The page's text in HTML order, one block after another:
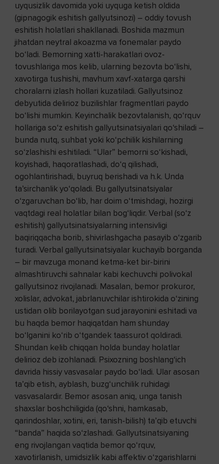
uyqusizlik davomida yoki uyquga ketish oldida
(gipnagogik eshitish gallyutsinozi) – oddiy tovush
eshitish holatlari shakllanadi. Boshida mazmun
jihatdan neytral akoazma va fonemalar paydo
bo‘ladi. Bemorning xatti-harakatlari ovoz-
tovushlariga mos kelib, ularning bezovta bo‘lishi,
xavotirga tushishi, mavhum xavf-xatarga qarshi
choralarni izlash hollari kuzatiladi. Gallyutsinoz
debyutida delirioz buzilishlar fragmentlari paydo
bo‘lishi mumkin. Keyinchalik bezovtalanish, qo‘rquv
hollariga so‘z eshitish gallyutsinatsiyalari qo‘shiladi –
bunda nutq, suhbat yoki ko‘pchilik kishilarning
so‘zlashishi eshitiladi. “Ular” bemorni so‘kishadi,
koyishadi, haqoratlashadi, do‘q qilishadi,
ogohlantirishadi, buyruq berishadi va h.k. Unda
ta’sirchanlik yo‘qoladi. Bu gallyutsinatsiyalar
o‘zgaruvchan bo‘lib, har doim o‘tmishdagi, hozirgi
vaqtdagi real holatlar bilan bog‘liqdir. Verbal (so‘z
eshitish) gallyutsinatsiyalarning intensivligi
baqiriqqacha borib, shivirlashgacha pasayib o‘zgarib
turadi. Verbal gallyutsinatsiyalar kuchayib borganda
– bir mavzuga monand ketma-ket bir-birini
almashtiruvchi sahnalar kabi kechuvchi polivokal
gallyutsinoz rivojlanadi. Masalan, bemor prokuror,
xolislar, advokat, jabrlanuvchilar ishtirokida o‘zining
ustidan olib borilayotgan sud jarayonini eshitadi va
bu haqda bemor haqiqatdan ham shunday
bo‘lganini ko‘rib o‘tgandek taassurot qoldiradi.
Shundan kelib chiqqan holda bunday holatlar
delirioz deb izohlanadi. Psixozning boshlang‘ich
davrida hissiy vasvasalar paydo bo‘ladi. Ular asosan
ta’qib etish, ayblash, buzg‘unchilik ruhidagi
vasvasalardir. Bemor asosan aniq, unga tanish
shaxslar boshchiligida (qo‘shni, hamkasab,
qarindoshlar, xotini, eri, tanish-bilish) ta’qib etuvchi
“banda” haqida so‘zlashadi. Gallyutsinatsiyaning
eng rivojlangan vaqtida bemor qo‘rquv,
xavotirlanish, umidsizlik kabi affektiv o‘zgarishlarni